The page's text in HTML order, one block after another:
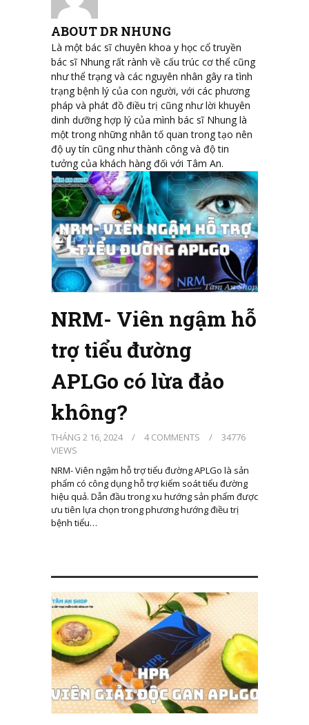
ABOUT DR NHUNG
Là một bác sĩ chuyên khoa y học cổ truyền
bác sĩ Nhung rất rành về cấu trúc cơ thể cũng
như thể trạng và các nguyên nhân gây ra tình
trạng bệnh lý của con người, với các phương
pháp và phát đồ điều trị cũng như lời khuyên
dinh dưỡng hợp lý của mình bác sĩ Nhung là
một trong những nhân tố quan trong tạo nên
độ uy tín cũng như thành công và độ tin
tưởng của khách hàng đối với Tâm An.
NRM- Viên ngậm hỗ
trợ tiểu đường
APLGo có lừa đảo
không?
THÁNG 2 16, 2024 / 4 COMMENTS /
34776
VIEWS
NRM- Viên ngậm hỗ trợ tiểu đường APLGo là sản
phẩm có công dụng hỗ trợ kiểm soát tiểu đường
hiệu quả. Dẫn đầu trong xu hướng sản phẩm được
ưu tiên lựa chọn trong phương hướng điều trị
bệnh tiểu…